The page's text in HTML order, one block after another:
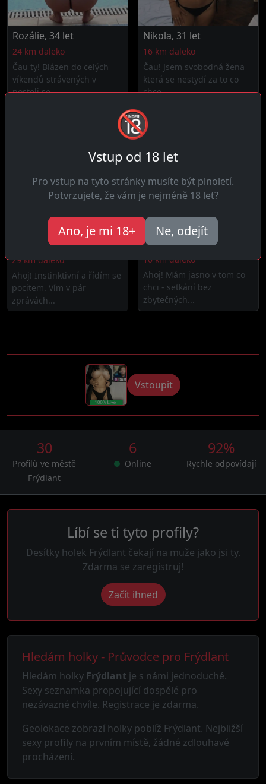
Rozálie, 34 let
24 km daleko
Čau ty! Blázen do celých
víkendů strávených v
posteli se...
Nikola, 31 let
16 km daleko
Čau! Jsem svobodná žena
která se nestydí za to co
chce....
Tereza, 29 let
29 km daleko
Ahoj! Instinktivní a řídím se
pocitem. Vím v pár
zprávách...
Martina, 37 let
10 km daleko
Ahoj! Mám jasno v tom co
chci - setkání bez
zbytečných...
Vstoupit
30
Profilů ve městě
Frýdlant
6
Online
92%
Rychle odpovídají
Líbí se ti tyto profily?
Desítky holek Frýdlant čekají na muže jako jsi ty.
Zdarma se zaregistruj!
Začít ihned
Hledám holky - Průvodce pro Frýdlant
Hledám holky Frýdlant je s námi jednoduché.
Sexy seznamka propojující dospělé pro
nezávazné chvíle. Registrace je zdarma.
Geolokace zobrazí holky poblíž Frýdlant. Nejbližší
sexy profily na prvním místě, žádné zdlouhavé
procházení.
🔞
Vstup od 18 let
Pro vstup na tyto stránky musíte být plnoletí.
Potvrzujete, že vám je nejméně 18 let?
Ano, je mi 18+ Ne, odejít